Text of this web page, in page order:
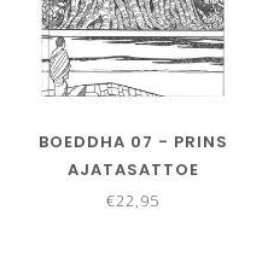
BOEDDHA 07 - PRINS
AJATASATTOE
€22,95